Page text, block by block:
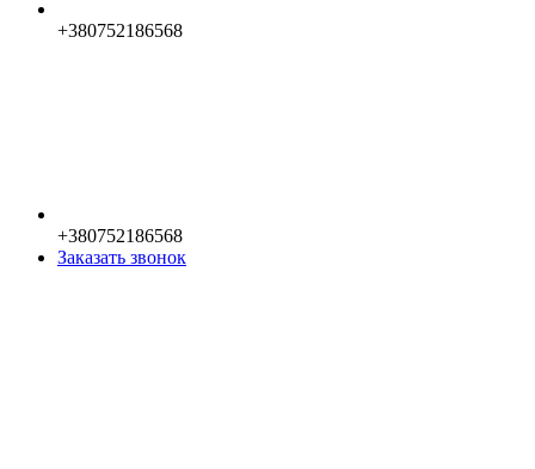
+380752186568
+380752186568
Заказать звонок